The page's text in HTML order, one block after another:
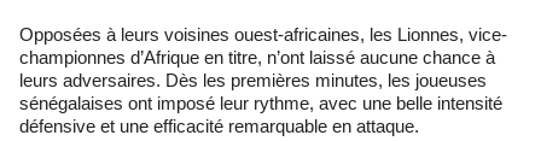
Opposées à leurs voisines ouest-africaines, les Lionnes, vice-
championnes d’Afrique en titre, n’ont laissé aucune chance à
leurs adversaires. Dès les premières minutes, les joueuses
sénégalaises ont imposé leur rythme, avec une belle intensité
défensive et une efficacité remarquable en attaque.